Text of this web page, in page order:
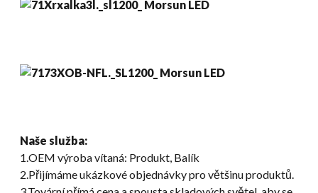
Naše služba:
1.OEM výroba vítaná: Produkt, Balík
2.Přijímáme ukázkové objednávky pro většinu produktů.